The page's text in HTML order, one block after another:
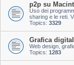
p2p su
Uso dei
sharing e le reti.
Topics: 3329
Grafica
Web design,
Topics: 1283